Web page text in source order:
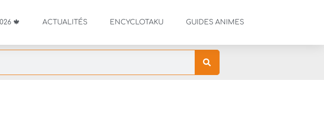
🍁 ACTUALITÉS ENCYCLOTAKU GUIDES ANIMES